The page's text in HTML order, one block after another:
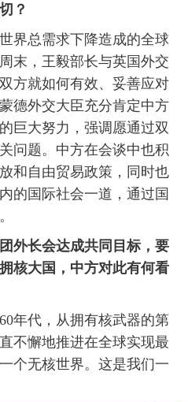
？
总需求下降造成的全球
末，王毅部长与英国外交
方就如何有效、妥善应对
德外交大臣充分肯定中方
巨大努力，强调愿通过双
问题。中方在会谈中也积
和自由贸易政策，同时也
的国际社会一道，通过国
外长会达成共同目标，要
核大国，中方对此有何看
代，从拥有核武器的第
不懈地推进在全球实现最
个无核世界。这是我们一